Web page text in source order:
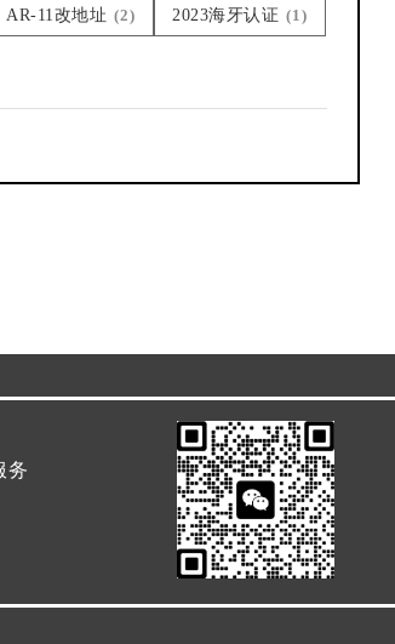
AR-11改地址 (2) 2023海牙认证 (1)
务